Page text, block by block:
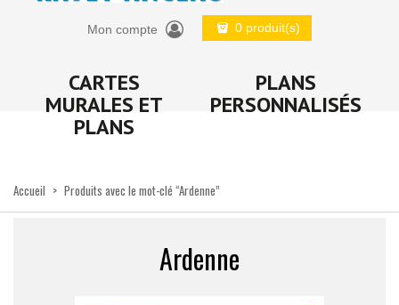
Mon compte 0 produit(s)
CARTES
MURALES ET
PLANS
PLANS
PERSONNALISÉS
Accueil > Produits avec le mot-clé “Ardenne”
Ardenne